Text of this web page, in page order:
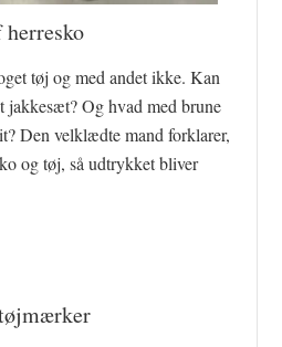
tøj og med andet ikke. Kan
jakkesæt? Og hvad med brune
Den velklædte mand forklarer,
og tøj, så udtrykket bliver